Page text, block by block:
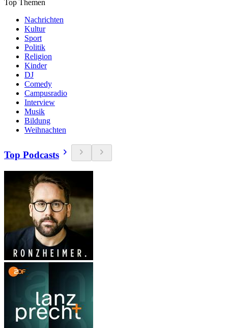
Top Themen
Nachrichten
Kultur
Sport
Politik
Religion
Kinder
DJ
Comedy
Campusradio
Interview
Musik
Bildung
Weihnachten
Top Podcasts